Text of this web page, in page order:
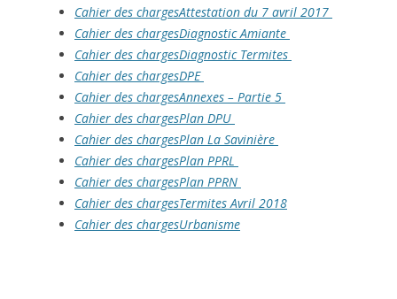
Cahier des chargesAttestation du 7 avril 2017
Cahier des chargesDiagnostic Amiante
Cahier des chargesDiagnostic Termites
Cahier des chargesDPE
Cahier des chargesAnnexes – Partie 5
Cahier des chargesPlan DPU
Cahier des chargesPlan La Savinière
Cahier des chargesPlan PPRL
Cahier des chargesPlan PPRN
Cahier des chargesTermites Avril 2018
Cahier des chargesUrbanisme